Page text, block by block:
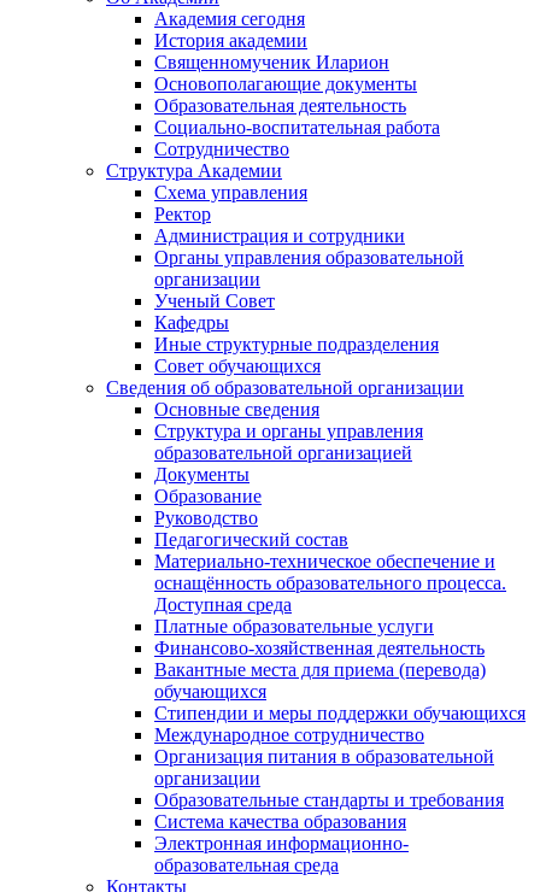
Академия сегодня
История академии
Священномученик Иларион
Основополагающие документы
Образовательная деятельность
Социально-воспитательная работа
Сотрудничество
Структура Академии
Схема управления
Ректор
Администрация и сотрудники
Органы управления образовательной
организации
Ученый Совет
Кафедры
Иные структурные подразделения
Совет обучающихся
Сведения об образовательной организации
Основные сведения
Структура и органы управления
образовательной организацией
Документы
Образование
Руководство
Педагогический состав
Материально-техническое обеспечение и
оснащённость образовательного процесса.
Доступная среда
Платные образовательные услуги
Финансово-хозяйственная деятельность
Вакантные места для приема (перевода)
обучающихся
Стипендии и меры поддержки обучающихся
Международное сотрудничество
Организация питания в образовательной
организации
Образовательные стандарты и требования
Система качества образования
Электронная информационно-
образовательная среда
Контакты